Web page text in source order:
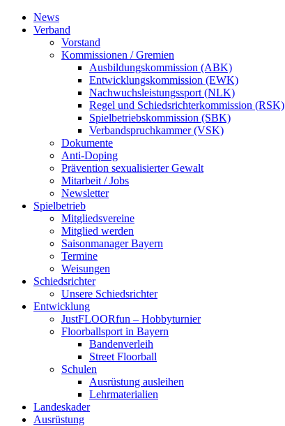
News
Verband
Vorstand
Kommissionen / Gremien
Ausbildungskommission (ABK)
Entwicklungskommission (EWK)
Nachwuchsleistungssport (NLK)
Regel und Schiedsrichterkommission (RSK)
Spielbetriebskommission (SBK)
Verbandspruchkammer (VSK)
Dokumente
Anti-Doping
Prävention sexualisierter Gewalt
Mitarbeit / Jobs
Newsletter
Spielbetrieb
Mitgliedsvereine
Mitglied werden
Saisonmanager Bayern
Termine
Weisungen
Schiedsrichter
Unsere Schiedsrichter
Entwicklung
JustFLOORfun – Hobbyturnier
Floorballsport in Bayern
Bandenverleih
Street Floorball
Schulen
Ausrüstung ausleihen
Lehrmaterialien
Landeskader
Ausrüstung